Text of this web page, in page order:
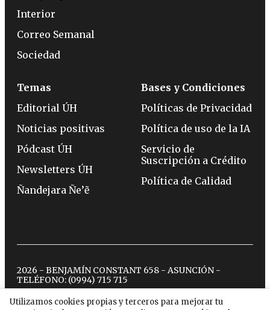
Utilizamos cookies propias y terceros para mejorar tu
Interior
Correo Semanal
Sociedad
Temas
Editorial ÚH
Noticias positivas
Pódcast ÚH
Newsletters ÚH
Ñandejara Ñe’ẽ
Bases y Condiciones
Políticas de Privacidad
Política de uso de la IA
Servicio de
Suscripción a Crédito
Política de Calidad
2026 - BENJAMÍN CONSTANT 658 - ASUNCIÓN -
TELÉFONO: (0994) 715 715